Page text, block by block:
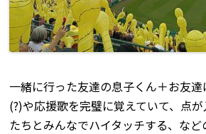
一緒に行った友達の息子くん＋お友
(?)や応援歌を完璧に覚えていて、点
たちとみんなでハイタッチする、な